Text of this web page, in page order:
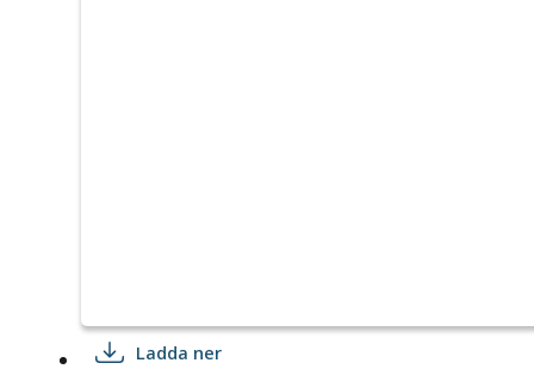
Ladda ner